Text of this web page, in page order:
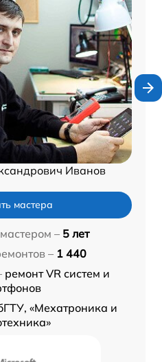
Иванов
мастера
– 5 лет
– 1 440
ремонт VR систем и
«Мехатроника и